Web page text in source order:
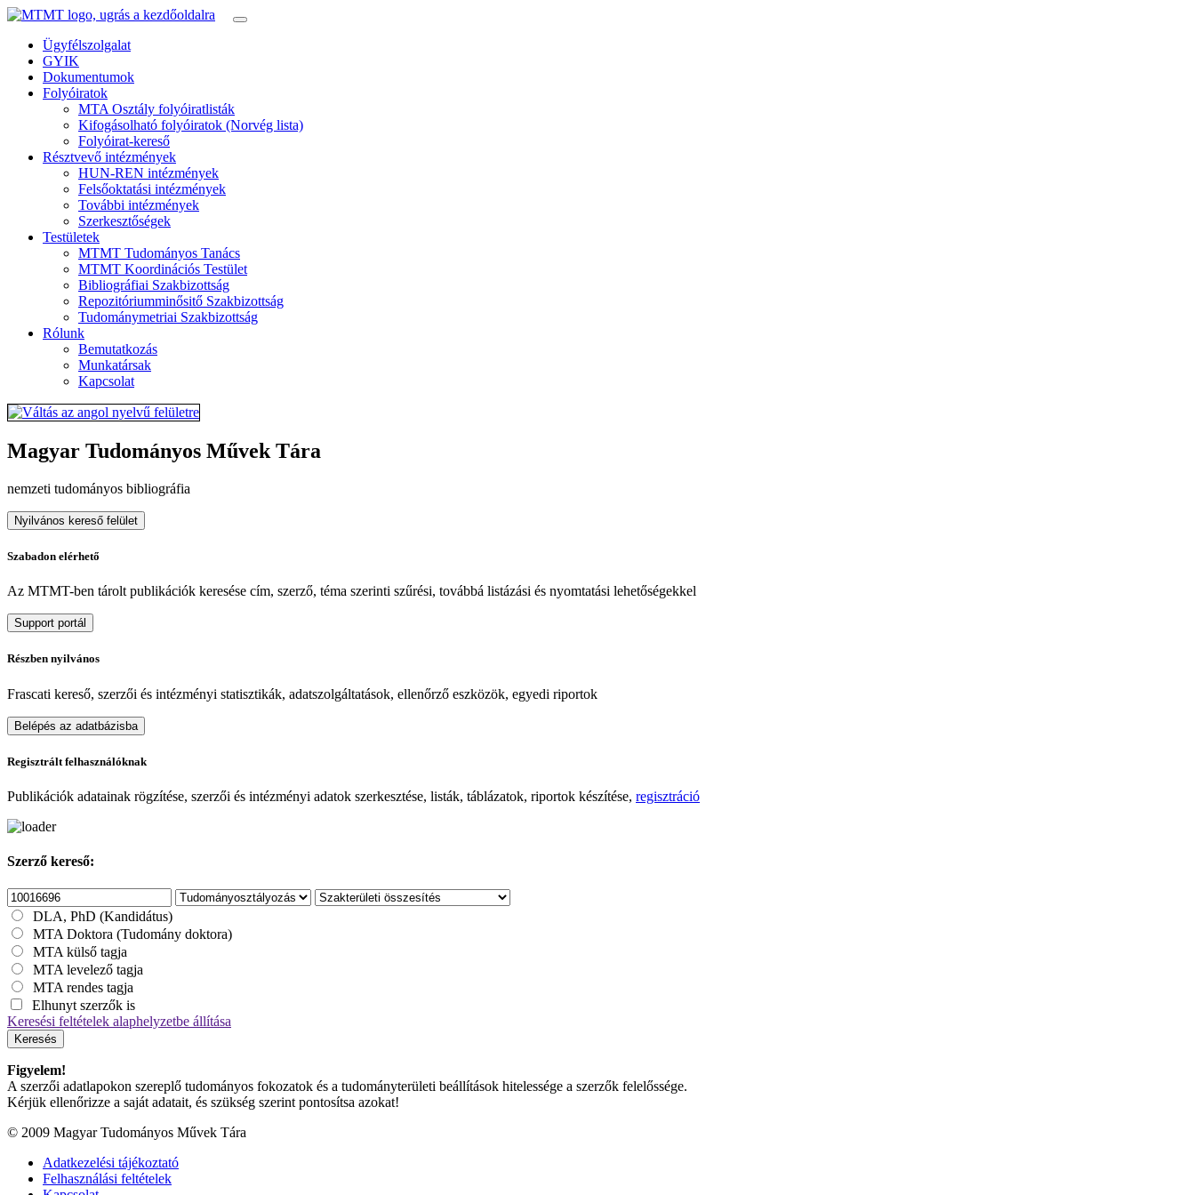
Ügyfélszolgalat
GYIK
Dokumentumok
Folyóiratok
MTA Osztály folyóiratlisták
Kifogásolható folyóiratok (Norvég lista)
Folyóirat-kereső
Résztvevő intézmények
HUN-REN intézmények
Felsőoktatási intézmények
További intézmények
Szerkesztőségek
Testületek
MTMT Tudományos Tanács
MTMT Koordinációs Testület
Bibliográfiai Szakbizottság
Repozitóriumminősitő Szakbizottság
Tudománymetriai Szakbizottság
Rólunk
Bemutatkozás
Munkatársak
Kapcsolat
Magyar Tudományos Művek Tára
nemzeti tudományos bibliográfia
Nyilvános kereső felület
Szabadon elérhető
Az MTMT-ben tárolt publikációk keresése cím, szerző, téma szerinti szűrési, továbbá listázási és nyomtatási lehetőségekkel
Support portál
Részben nyilvános
Frascati kereső, szerzői és intézményi statisztikák, adatszolgáltatások, ellenőrző eszközök, egyedi riportok
Belépés az adatbázisba
Regisztrált felhasználóknak
Publikációk adatainak rögzítése, szerzői és intézményi adatok szerkesztése, listák, táblázatok, riportok készítése, regisztráció
Szerző kereső:
DLA, PhD (Kandidátus)
MTA Doktora (Tudomány doktora)
MTA külső tagja
MTA levelező tagja
MTA rendes tagja
Elhunyt szerzők is
Keresési feltételek alaphelyzetbe állítása
Keresés
Figyelem!
A szerzői adatlapokon szereplő tudományos fokozatok és a tudományterületi beállítások hitelessége a szerzők felelőssége.
Kérjük ellenőrizze a saját adatait, és szükség szerint pontosítsa azokat!
© 2009 Magyar Tudományos Művek Tára
Adatkezelési tájékoztató
Felhasználási feltételek